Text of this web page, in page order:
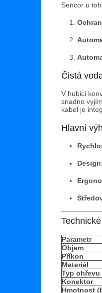
Sencor u
Čistá
V hubici
snadno
kabel je
Hlavní
Parametr
Objem
Příkon
Materiál
Typ ohřevu
Konektor
Hmotnost